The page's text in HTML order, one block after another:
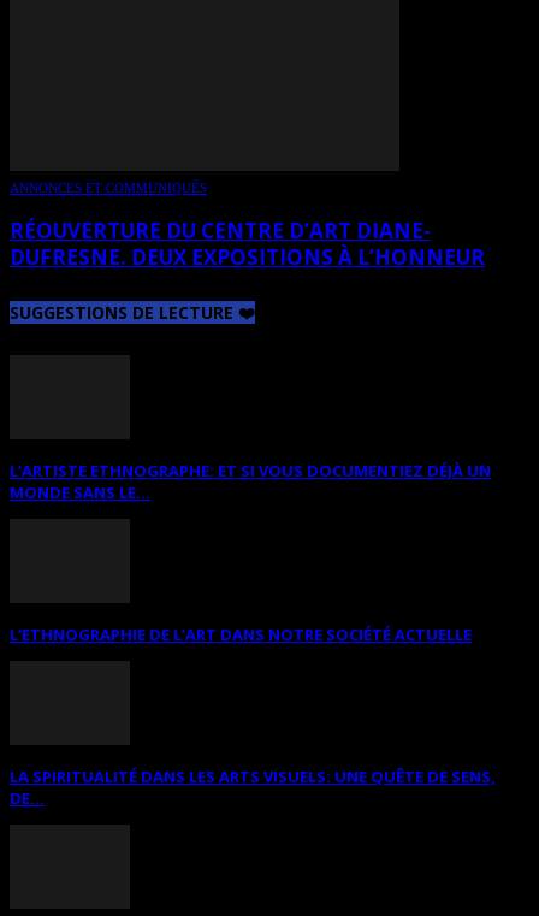
ANNONCES ET COMMUNIQUÉS
RÉOUVERTURE DU CENTRE D’ART DIANE-
DUFRESNE. DEUX EXPOSITIONS À L’HONNEUR
SUGGESTIONS DE LECTURE ❤️
L’ARTISTE ETHNOGRAPHE: ET SI VOUS DOCUMENTIEZ DÉJÀ UN
MONDE SANS LE...
L’ETHNOGRAPHIE DE L’ART DANS NOTRE SOCIÉTÉ ACTUELLE
LA SPIRITUALITÉ DANS LES ARTS VISUELS: UNE QUÊTE DE SENS,
DE...